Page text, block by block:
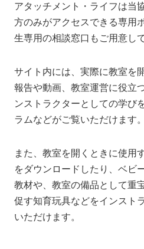
アタッチメント・ライフは当
方のみがアクセスできる専用
生専用の相談窓口もご用意し
サイト内には、実際に教室を
報告や動画、教室運営に役立
ンストラクターとしての学び
ラムなどがご覧いただけます。
また、教室を開くときに使用
をダウンロードしたり、ベビ
教材や、教室の備品として重
促す知育玩具などをインスト
いただけます。